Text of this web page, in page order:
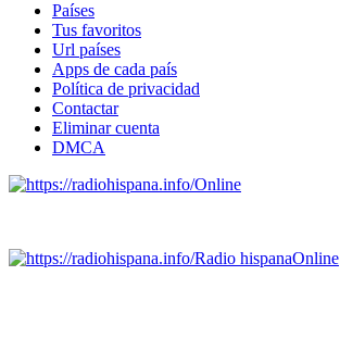
Países
Tus favoritos
Url países
Apps de cada país
Política de privacidad
Contactar
Eliminar cuenta
DMCA
Online
Radio hispanaOnline